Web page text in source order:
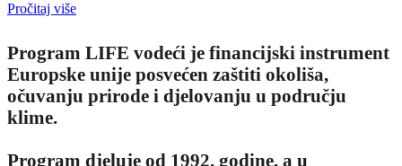
Pročitaj više
Program LIFE vodeći je financijski instrument
Europske unije posvećen zaštiti okoliša,
očuvanju prirode i djelovanju u području
klime.
Program djeluje od 1992. godine, a u